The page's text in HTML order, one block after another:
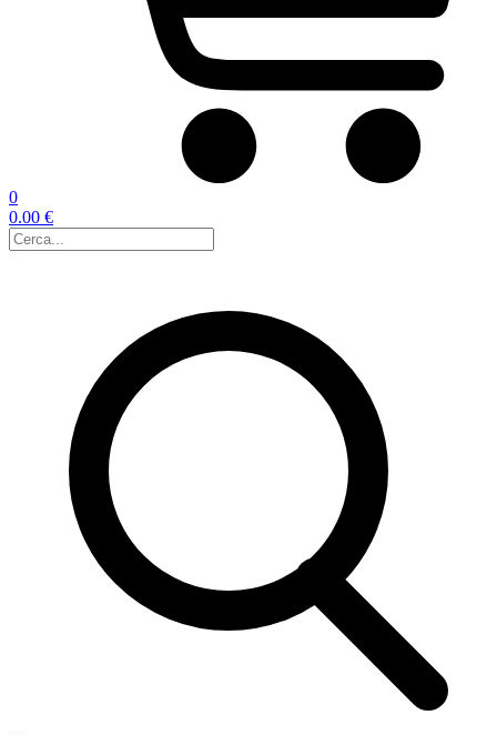
0
0.00 €